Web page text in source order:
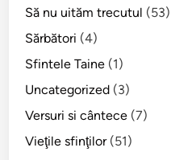
Să nu uităm trecutul (53)
Sărbători (4)
Sfintele Taine (1)
Uncategorized (3)
Versuri si cântece (7)
Vieţile sfinţilor(51)